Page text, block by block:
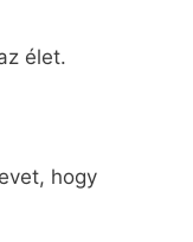
élet.
hogy